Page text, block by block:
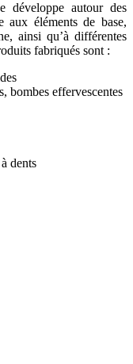
développe autour des
éléments de base,
ainsi qu’à différentes
fabriqués sont :
bombes effervescentes
dents